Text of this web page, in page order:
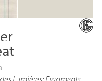
Lumières: Fragments